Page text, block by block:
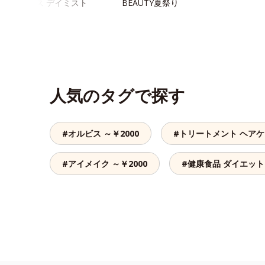
ィックス デイミスト BEAUTY夏祭り
人気のタグで探す
#オルビス ～￥2000 #トリートメント ヘア
#アイメイク ～￥2000 #健康食品 ダイエット